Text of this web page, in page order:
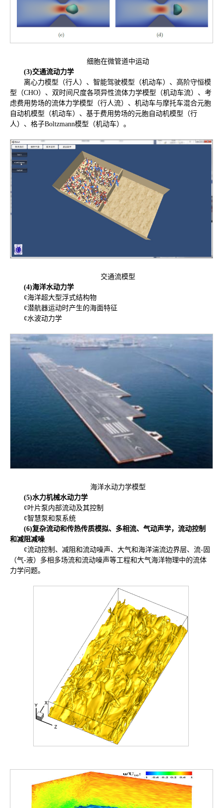
细胞在微管道中运动
(3)交通流动力学
离心力模型（行人）、智能驾驶模型（机动车）、高阶守恒模
型（CHO）、双时间尺度各项异性流体力学模型（机动车流）、考
虑费用势场的流体力学模型（行人流）、机动车与摩托车混合元胞
自动机模型（机动车）、基于费用势场的元胞自动机模型（行
人）、格子Boltzmann模型（机动车）。
交通流模型
(4)海洋水动力学
¢海洋超大型浮式结构物
¢潜航器运动时产生的海面特征
¢水波动力学
海洋水动力学模型
(5)水力机械水动力学
¢叶片泵内部流动及其控制
¢智慧泵和泵系统
(6)复杂流动和传热传质模拟、多相流、气动声学，流动控制
和减阻减噪
¢流动控制、减阻和流动噪声、大气和海洋湍流边界层、流-固
（气-液）多相多场流和流动噪声等工程和大气海洋物理中的流体
力学问题。